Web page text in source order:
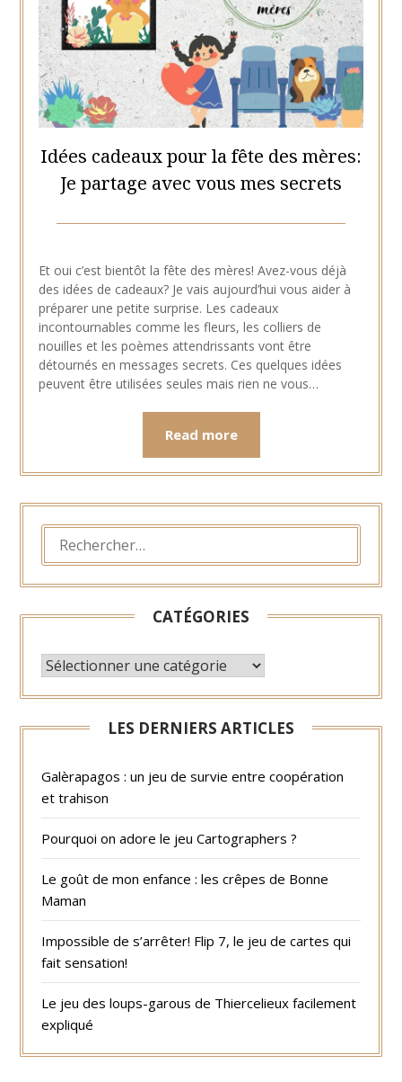
Idées cadeaux pour la fête des mères:
Je partage avec vous mes secrets
1
mai
2021
Et oui c’est bientôt la fête des mères! Avez-vous déjà
des idées de cadeaux? Je vais aujourd’hui vous aider à
préparer une petite surprise. Les cadeaux
incontournables comme les fleurs, les colliers de
nouilles et les poèmes attendrissants vont être
détournés en messages secrets. Ces quelques idées
peuvent être utilisées seules mais rien ne vous…
Read more
RECHERCHER :
CATÉGORIES
CATÉGORIES
LES DERNIERS ARTICLES
Galèrapagos : un jeu de survie entre coopération
et trahison
Pourquoi on adore le jeu Cartographers ?
Le goût de mon enfance : les crêpes de Bonne
Maman
Impossible de s’arrêter! Flip 7, le jeu de cartes qui
fait sensation!
Le jeu des loups-garous de Thiercelieux facilement
expliqué